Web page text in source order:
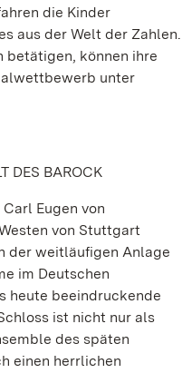
die Kinder
aus der Welt der Zahlen.
können ihre
unter
DES BAROCK
Eugen von
von Stuttgart
der weitläufigen Anlage
im Deutschen
heute beeindruckende
ist nicht nur als
des späten
einen herrlichen